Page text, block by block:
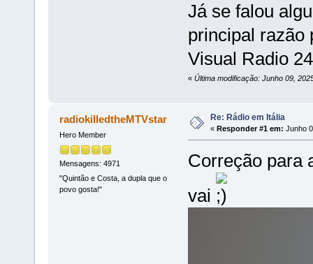
Já se falou
principal razão
Visual Radio
« Última modificação: Junho 09,
radiokilledtheMTVstar
Hero Member
Mensagens: 4971
"Quintão e Costa, a dupla que o
povo gosta!"
Re: Rádio em Itália
« Responder #1 em: Junho
Correção para
vai